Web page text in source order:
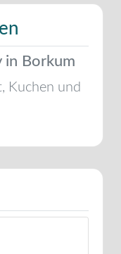
in Borkum
Kuchen und